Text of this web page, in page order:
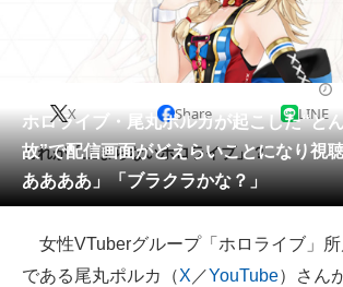
教育・育児
リサーチ
会員記事
メディア
注目記事を集めた総合ページ
ITの今と未来を見通す
ホロライブ・尾丸ポルカが起こした“と
故”で配信画面がどえらいことになり視
ああああ」「ブラクラかな？」
X Share LINE
これが「止まらないホロライブ」？
女性VTuberグループ「ホロライブ」
である尾丸ポルカ（X ／YouTube）さん